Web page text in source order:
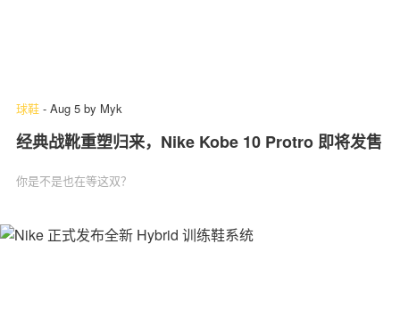
球鞋 - Aug 5 by Myk
经典战靴重塑归来，Nike Kobe 10 Protro 即将发售
你是不是也在等这双？